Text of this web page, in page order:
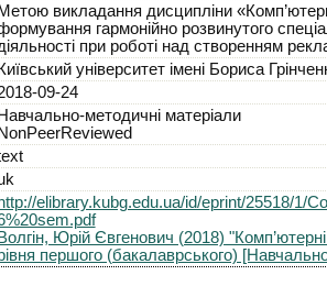
Метою викладання дисципліни
гармонійно розвинутого
при роботі над створенням
Київський університет імені Бориса
09-24
Навчально-методичні матеріали
NonPeerReviewed
http://elibrary.kubg.edu.ua/id/eprint/25518/1/
Волгін, Юрій Євгенович (2018)
першого (бакалаврського)